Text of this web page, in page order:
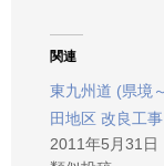
関連
東九州道 (県境
田地区 改良工事
2011年5月31日